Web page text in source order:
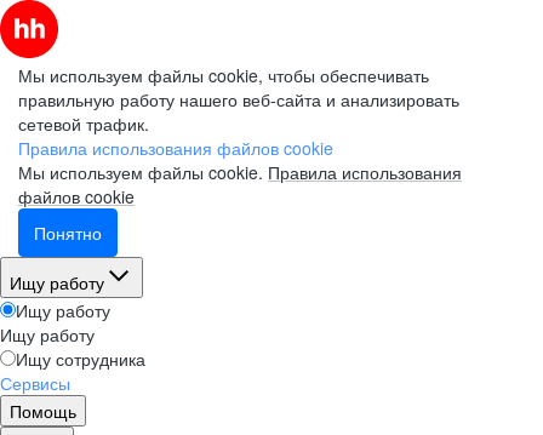
Мы используем файлы cookie, чтобы обеспечивать
правильную работу нашего веб-сайта и анализировать
сетевой трафик.
Правила использования файлов cookie
Мы используем файлы cookie. Правила использования
файлов cookie
Понятно
Ищу работу
Ищу работу
Ищу работу
Ищу сотрудника
Сервисы
Помощь